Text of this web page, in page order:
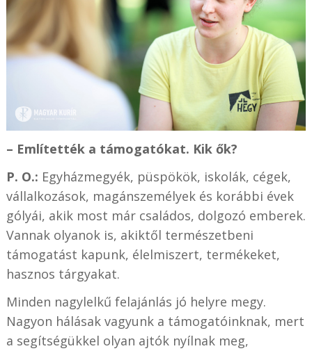
– Említették a támogatókat. Kik ők?
P. O.: Egyházmegyék, püspökök, iskolák, cégek,
vállalkozások, magánszemélyek és korábbi évek
gólyái, akik most már családos, dolgozó emberek.
Vannak olyanok is, akiktől természetbeni
támogatást kapunk, élelmiszert, termékeket,
hasznos tárgyakat.
Minden nagylelkű felajánlás jó helyre megy.
Nagyon hálásak vagyunk a támogatóinknak, mert
a segítségükkel olyan ajtók nyílnak meg,